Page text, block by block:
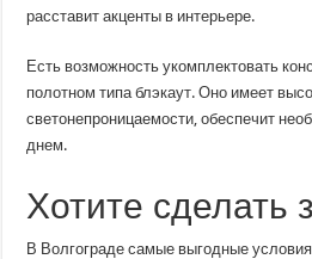
расставит акценты в интерьере.
Есть возможность укомплектовать
полотном типа блэкаут. Оно имеет
светонепроницаемости, обеспечит
днем.
Хотите сделать
В Волгограде самые выгодные